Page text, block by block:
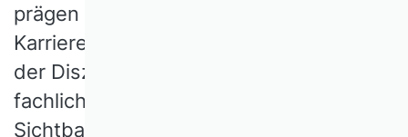
prägen uns in allen Phasen unserer
Karrieren. Wir vertreten die Interessen
der Disziplin in ihrer gesamten
fachlichen Vielfalt und fördern ihre
Sichtbarkeit in Wirtschaft und